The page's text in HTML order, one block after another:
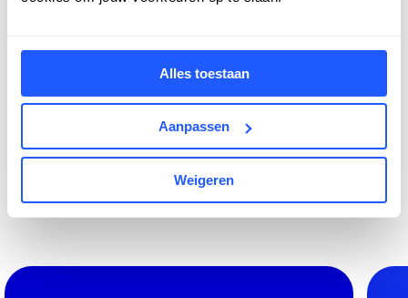
Alles toestaan
Aanpassen
Weigeren
Woningzoekenden krijgen direct inzicht in hun plek
op de kandidatenlijst, de persoonlijke slaagkans en
een indicatie van de woonlasten. Zo maak je het
proces overzichtelijk, eerlijk en gebruiksvriendelijk.